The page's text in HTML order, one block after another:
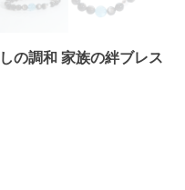
の調和 家族の絆ブレス